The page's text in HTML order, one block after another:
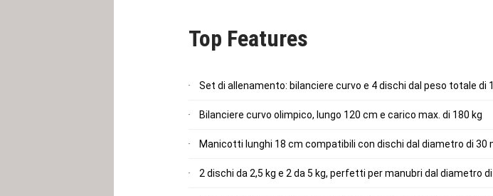
Top Features
Set di allenamento: bilanciere curvo e 4 dischi dal peso totale
Bilanciere curvo olimpico, lungo 120 cm e carico max. di 180 kg
Manicotti lunghi 18 cm compatibili con dischi dal diametro di
2 dischi da 2,5 kg e 2 da 5 kg, perfetti per manubri dal diametro